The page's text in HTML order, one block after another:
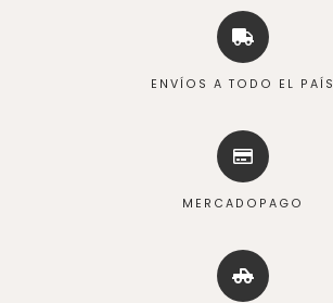
ENVÍOS A TODO EL PAÍS
MERCADOPAGO